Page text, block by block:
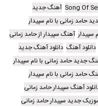
Song Of آهنگ جدید
حامد زمانی با نام سپیدار
سپیدار آهنگ سپیدار از حامد زمانی
دانلود آهنگ دانلود آهنگ جدید
جدید حامد زمانی با نام سپیدار
حامد زمانی با نام سپیدار
آهنگ سپیدار حامد زمانی
موزیک جدید سپیدار حامد زمانی